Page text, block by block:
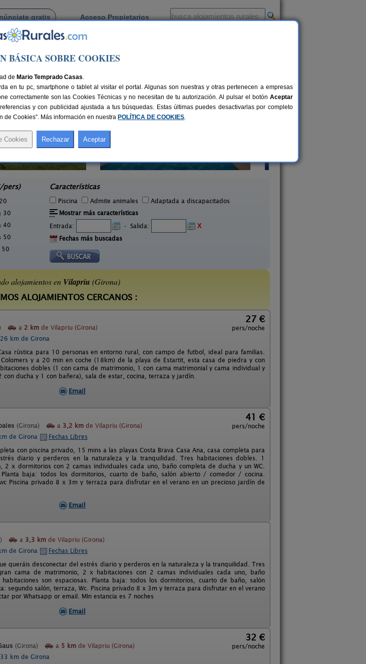
gratis Acceso Propietarios
2-4 pers.
45 €
- La Casa de L
´Avi
pers)
30
40
50
50
Características
Piscina Admite animales
Adaptada a discapacitados
Mostrar más características
Entrada:
- Salida:
X
Fechas más buscadas
alojamientos en Vilapriu (Girona)
ALOJAMIENTOS CERCANOS :
a 2 km de Vilapriu (Girona)
27 €
pers/noche
26 km de Girona
rústica para 10 personas en entorno rural, con campo de futbol, ideal para familias.
y a 20 min en coche (18km) de la playa de Estartit, esta casa de piedra y con
dobles (1 con cama de matrimonio, 1 con cama matrimonial y cama individual y
ducha y 1 con bañera), sala de estar, cocina, terraza y jardín.
Email
(Girona) a 3,2 km de Vilapriu (Girona)
41 €
pers/noche
de Girona
Fechas Libres
con piscina privado, 15 mins a las playas Costa Brava Casa Ana, casa completa para
diario y perderos en la naturaleza y la tranquilidad. Tres habitaciones dobles. 1
2 x dormitorios con 2 camas individuales cada uno, baño completa de ducha y un WC.
Planta baja: todos los dormitorios, cuarto de baño, salón abierto / comedor / cocina.
Piscina privado 8 x 3m y terraza para disfrutar en el verano en un precioso jardín de
Email
a 3,3 km de Vilapriu (Girona)
de Girona
Fechas Libres
queráis desconectar del estrés diario y perderos en la naturaleza y la tranquilidad. Tres
cama de matrimonio, 2 x habitaciones con 2 camas individuales cada uno, baño
son espaciosas. Planta baja: todos los dormitorios, cuarto de baño, salón
segundo salón, terraza, Wc. Piscina privado 8 x 3m y terraza para disfrutar en el verano
por Whatsapp or email. MIn estancia es 7 noches
Email
(Girona) a 5 km de Vilapriu (Girona)
32 €
pers/noche
33 km de Girona
BÁSICA SOBRE COOKIES
de Mario Temprado Casas.
en tu pc, smartphone o tablet al visitar el portal. Algunas son nuestras y otras pertenecen a empresas
correctamente son las Cookies Técnicas y no necesitan de tu autorización. Al pulsar el botón Aceptar
y con publicidad ajustada a tus búsquedas. Estas últimas puedes desactivarlas por completo
de Cookies”. Más información en nuestra POLÍTICA DE COOKIES.